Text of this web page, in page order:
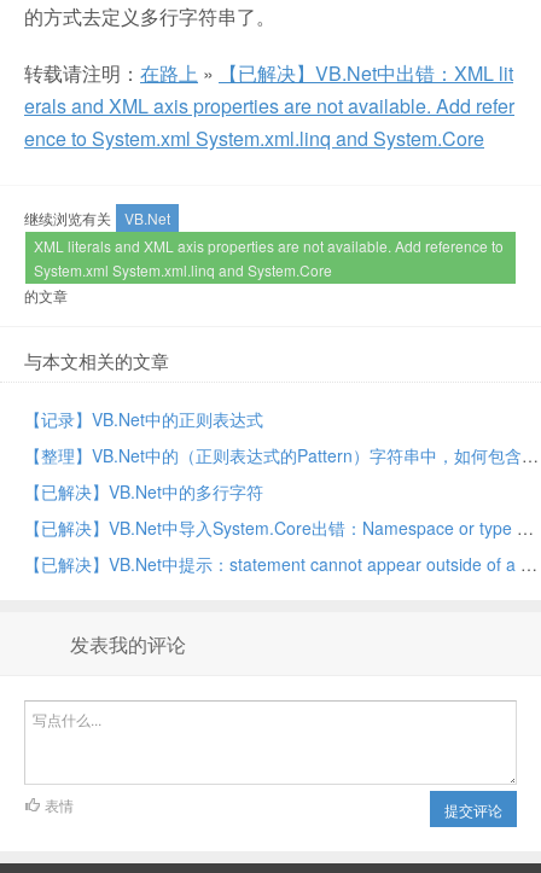
的方式去定义多行字符串了。
转载请注明： 在路上 »
【已解决】VB.Net中出错：XML lit
erals and XML axis properties are not available. Add refer
ence to System.xml System.xml.linq and System.Core
继续浏览有关
VB.Net
XML literals and XML axis properties are not available. Add reference to
System.xml System.xml.linq and System.Core
的文章
与本文相关的文章
【记录】VB.Net中的正则表达式
【整理】VB.Net中的（正则表达式的Pattern）字符串中，如何包含双引号
【已解决】VB.Net中的多行字符
【已解决】VB.Net中导入System.Core出错：Namespace or type specified in the Imports System.Core doesnot contain any public member or cannot be found
【已解决】VB.Net中提示：statement cannot appear outside of a method body multiline lambda，using must end with a matching End using,character is not valid
发表我的评论
提交评论
表情